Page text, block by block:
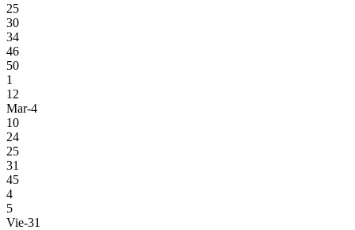
25
30
34
46
50
1
12
Mar-4
10
24
25
31
45
4
5
Vie-31